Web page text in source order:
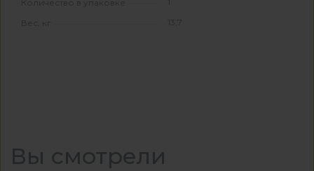
Количество в упаковке
Вес, кг 13,7
Вы смотрели